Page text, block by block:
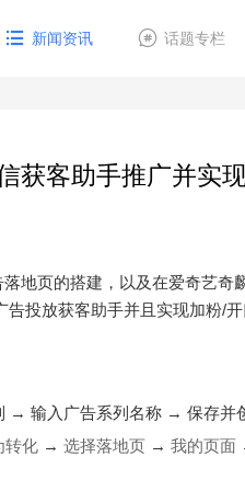
新闻资讯 话题专栏
获客助手推广并实
地页的搭建，以及在爱奇艺奇
投放获客助手并且实现加粉/开
→ 输入广告系列名称 → 保存并
转化 → 选择落地页 → 我的页面